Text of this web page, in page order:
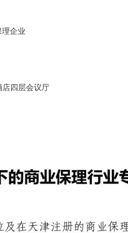
理企业
店四层会议厅